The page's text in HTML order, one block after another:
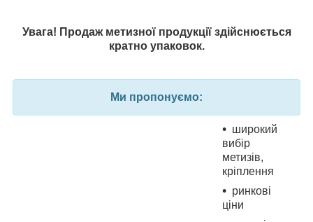
Увага! Продаж метизної продукції здійснюється
кратно упаковок.
Ми пропонуємо:
широкий
вибір
метизів,
кріплення
ринкові
ціни